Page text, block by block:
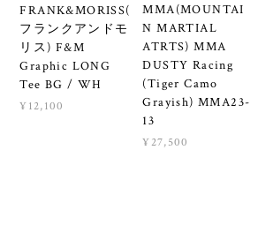
FRANK&MORISS(
フランクアンドモ
リス) F&M
Graphic LONG
Tee BG / WH
¥12,100
MMA(MOUNTAI
N MARTIAL
ATRTS) MMA
DUSTY Racing
(Tiger Camo
Grayish) MMA23-
13
¥27,500